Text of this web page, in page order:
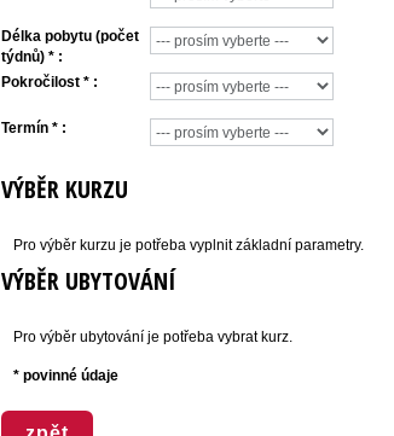
Délka pobytu (počet
týdnů) * :
Pokročilost * :
Termín * :
VÝBĚR KURZU
Pro výběr kurzu je potřeba vyplnit základní parametry.
VÝBĚR UBYTOVÁNÍ
Pro výběr ubytování je potřeba vybrat kurz.
* povinné údaje